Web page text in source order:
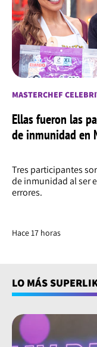
MASTERCHEF
Ellas fueron las
de inmunidad en
Tres participantes
de inmunidad al ser
errores.
Hace 17 horas
LO MÁS